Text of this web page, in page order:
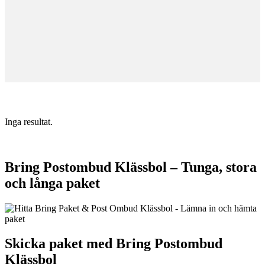
Inga resultat.
Bring Postombud Klässbol – Tunga, stora
och långa paket
Skicka paket med Bring Postombud
Klässbol